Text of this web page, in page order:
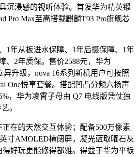
沉浸感的视听体验。首发华为精英锻
Pro Max至高搭载麒麟T93 Pro旗舰芯
年从板进水保障、1年后摄保障、1年
、2年质保。售价2588元，华为
异升级，nova 16系列新机用户可按照
One悦享套餐。搭配凹凸分频六扬声
，华为凌霄子母由 Q7 电线版凭仗独
。
的天然交互体验；配备500万像素
寸AMOLED横阔屏，凝光蓝取曜石灰
好玩更能修得都雅。得益于华为平板